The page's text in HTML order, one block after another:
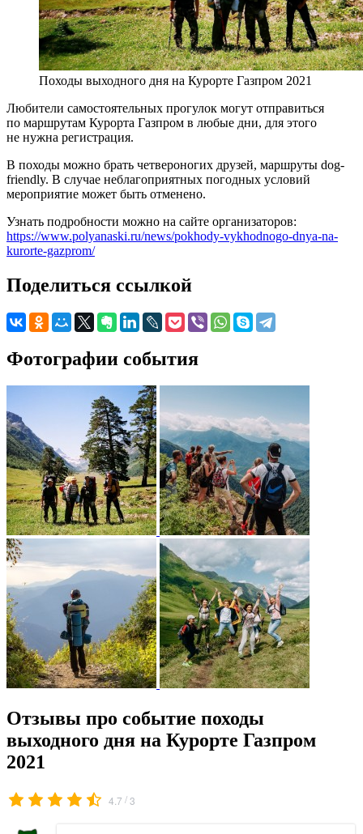
Походы выходного дня на Курорте Газпром 2021
Любители самостоятельных прогулок могут отправиться
по маршрутам Курорта Газпром в любые дни, для этого
не нужна регистрация.
В походы можно брать четвероногих друзей, маршруты dog-
friendly. В случае неблагоприятных погодных условий
мероприятие может быть отменено.
Узнать подробности можно на сайте организаторов:
https://www.polyanaski.ru/news/pokhody-vykhodnogo-dnya-na-
kurorte-gazprom/
Поделиться ссылкой
Фотографии события
Отзывы про событие походы
выходного дня на Курорте Газпром
2021
4.7 /3